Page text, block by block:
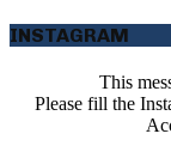
INSTAGRAM
This
Please fill the